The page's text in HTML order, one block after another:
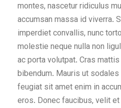
montes, nascetur ridiculus
accumsan massa id viverra.
imperdiet convallis, nunc
molestie neque nulla non
ac porta volutpat. Cras
bibendum. Mauris ut
feugiat sit amet enim in
eros. Donec faucibus, velit